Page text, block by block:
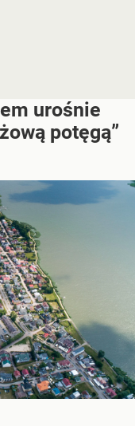
urośnie
potęgą”